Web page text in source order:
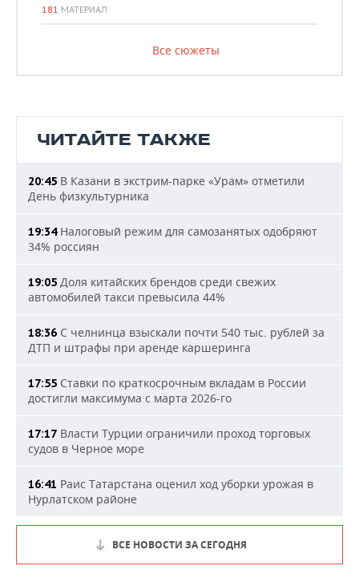
181 МАТЕРИАЛ
Все сюжеты
ЧИТАЙТЕ ТАКЖЕ
20:45 В Казани в экстрим-парке «Урам» отметили
День физкультурника
19:34Налоговый режим для самозанятых одобряют
34% россиян
19:05 Доля китайских брендов среди свежих
автомобилей такси превысила 44%
18:36 С челнинца взыскали почти 540 тыс. рублей за
ДТП и штрафы при аренде каршеринга
17:55 Ставки по краткосрочным вкладам в России
достигли максимума с марта 2026-го
17:17 Власти Турции ограничили проход торговых
судов в Черное море
16:41 Раис Татарстана оценил ход уборки урожая в
Нурлатском районе
ВСЕ НОВОСТИ ЗА СЕГОДНЯ